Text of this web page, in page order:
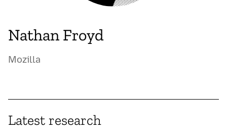
Nathan Froyd
Mozilla
Latest research